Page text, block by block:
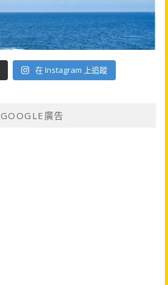
在 Instagram 上追蹤
GOOGLE廣告